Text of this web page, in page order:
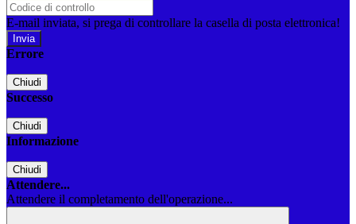
E-mail inviata, si prega di controllare la casella di posta elettronica!
Errore
Chiudi
Successo
Chiudi
Informazione
Chiudi
Attendere...
Attendere il completamento dell'operazione...